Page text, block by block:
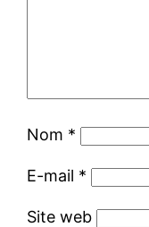
Nom *
E-mail *
Site web